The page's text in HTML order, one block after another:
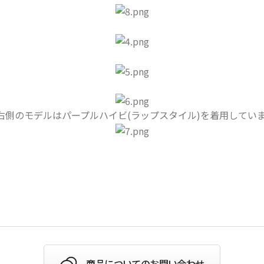
のモデルはパープルハイビ(ラップスタイル)を着用してい